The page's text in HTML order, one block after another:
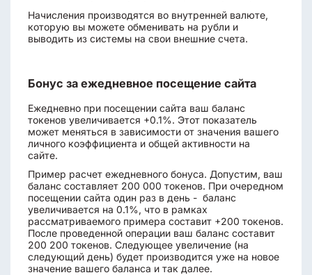
Начисления производятся во внутренней валюте,
которую вы можете обменивать на рубли и
выводить из системы на свои внешние счета.
Бонус за ежедневное посещение сайта
Ежедневно при посещении сайта ваш баланс
токенов увеличивается +0.1%. Этот показатель
может меняться в зависимости от значения вашего
личного коэффициента и общей активности на
сайте.
Пример расчет ежедневного бонуса. Допустим, ваш
баланс составляет 200 000 токенов. При очередном
посещении сайта один раз в день - баланс
увеличивается на 0.1%, что в рамках
рассматриваемого примера составит +200 токенов.
После проведенной операции ваш баланс составит
200 200 токенов. Следующее увеличение (на
следующий день) будет производится уже на новое
значение вашего баланса и так далее.